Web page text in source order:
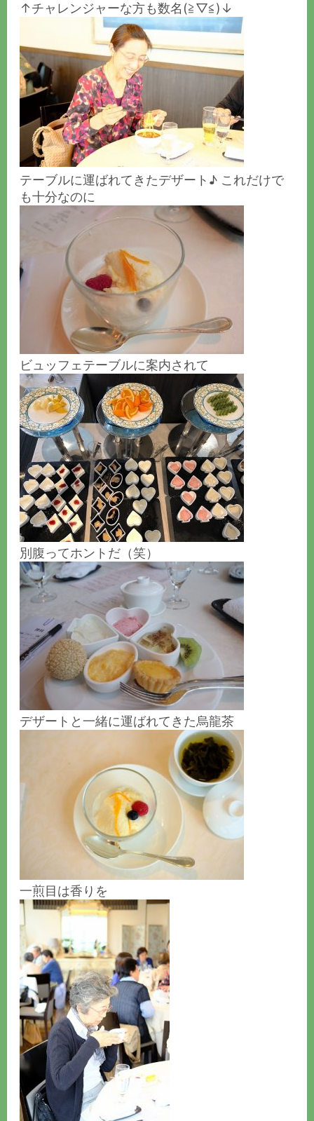
↑チャレンジャーな方も数名(≧▽≦)↓
テーブルに運ばれてきたデザート♪ これだけで
も十分なのに
ビュッフェテーブルに案内されて
別腹ってホントだ（笑）
デザートと一緒に運ばれてきた烏龍茶
一煎目は香りを